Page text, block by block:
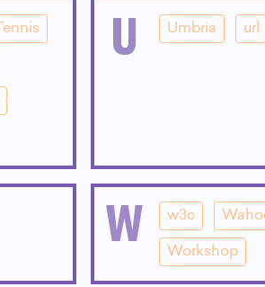
Tennis U Umbria url
W w3c
Workshop